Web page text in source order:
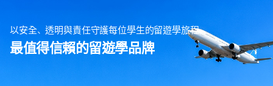
以安全、透明與責任守護每位學生的留遊學旅程
最值得信賴的留遊學品牌